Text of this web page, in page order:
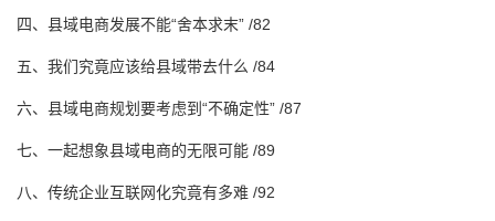
四、县域电商发展不能“舍本求末” /82
五、我们究竟应该给县域带去什么 /84
六、县域电商规划要考虑到“不确定性” /87
七、一起想象县域电商的无限可能 /89
八、传统企业互联网化究竟有多难 /92